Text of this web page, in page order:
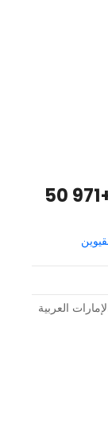
صفقة كبيرة – أم القيوين – +971 50
عجمان – الإمارات العربية